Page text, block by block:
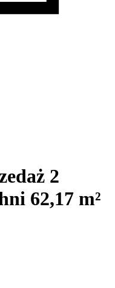
2
62,17 m²